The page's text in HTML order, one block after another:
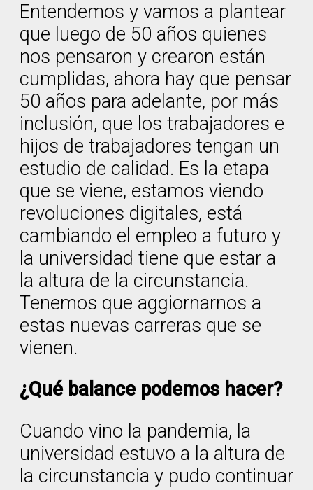
Entendemos y vamos a plantear
que luego de 50 años quienes
nos pensaron y crearon están
cumplidas, ahora hay que pensar
50 años para adelante, por más
inclusión, que los trabajadores e
hijos de trabajadores tengan un
estudio de calidad. Es la etapa
que se viene, estamos viendo
revoluciones digitales, está
cambiando el empleo a futuro y
la universidad tiene que estar a
la altura de la circunstancia.
Tenemos que aggiornarnos a
estas nuevas carreras que se
vienen.
¿Qué balance podemos hacer?
Cuando vino la pandemia, la
universidad estuvo a la altura de
la circunstancia y pudo continuar